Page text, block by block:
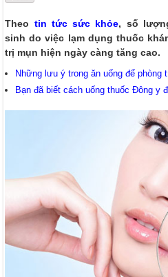
Theo tin tức sức khỏe, số
sinh do việc lạm dụng thuốc
trị mụn hiện ngày càng tăng cao.
Những lưu ý trong ăn uống để phòng
Bạn đã biết cách uống thuốc Đông y